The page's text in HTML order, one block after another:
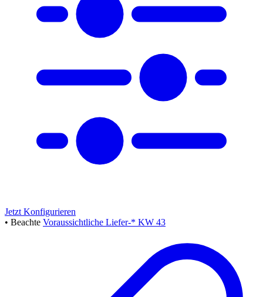
Jetzt Konfigurieren
• Beachte Voraussichtliche Liefer-* KW 43